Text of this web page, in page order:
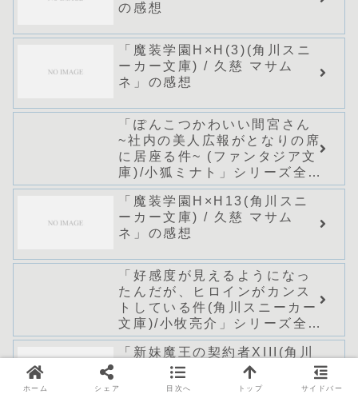
の感想
「魔装学園H×H(3)(角川スニ
ーカー文庫) / 久慈 マサム
ネ」の感想
「ぽんこつかわいい間宮さん
~社内の美人広報がとなりの席
に居座る件~ (ファンタジア文
庫)/小狐ミナト」シリーズ全巻
のあらすじ・感想
「魔装学園H×H13(角川スニ
ーカー文庫) / 久慈 マサム
ネ」の感想
「好感度が見えるようになっ
たんだが、ヒロインがカンス
トしている件(角川スニーカー
文庫)/小牧亮介」シリーズ全巻
のあらすじ・感想
「新妹魔王の契約者XIII(角川
スニーカー文庫) / 上栖 綴
人」の感想
ホーム シェア 目次へ トップ サイドバー